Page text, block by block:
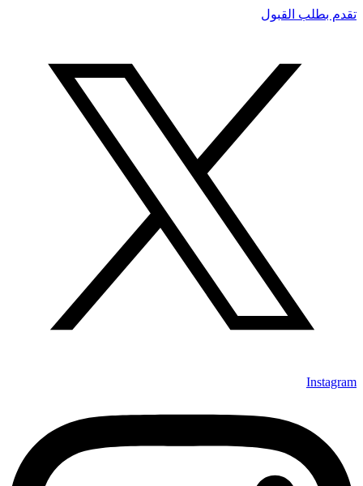
تقدم بطلب القبول
Instagram